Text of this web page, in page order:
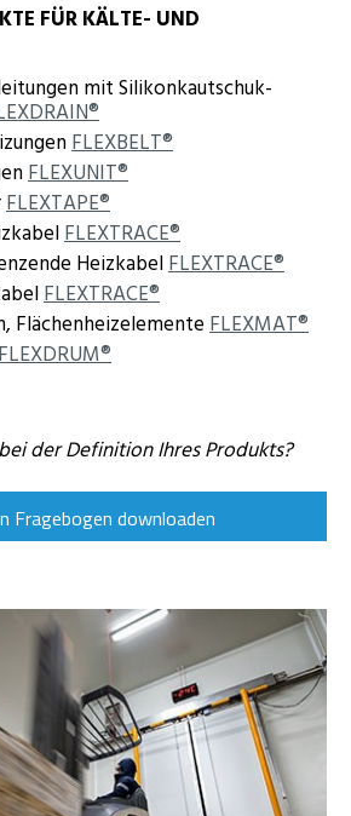
FÜR KÄLTE- UND
mit Silikonkautschuk-
FLEXBELT®
FLEXUNIT®
FLEXTAPE®
FLEXTRACE®
HeizkabelFLEXTRACE®
FLEXTRACE®
Flächenheizelemente FLEXMAT®
FLEXDRUM®
der Definition Ihres Produkts?
Fragebogen downloaden